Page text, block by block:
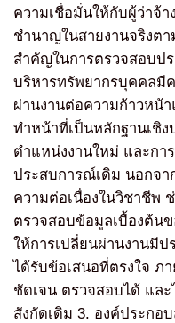
ความเชื่อมั่นให้กับผู้ว่าจ้
ชำนาญในสายงานจริงต
สำคัญในการตรวจสอบป
บริหารทรัพยากรบุคคลมี
ผ่านงานต่อความก้าวหน้
ทำหน้าที่เป็นหลักฐานเชิ
ตำแหน่งงานใหม่ และกา
ประสบการณ์เดิม นอกจา
ความต่อเนื่องในวิชาชีพ
ตรวจสอบข้อมูลเบื้องต้น
ให้การเปลี่ยนผ่านงานมี
ได้รับข้อเสนอที่ตรงใจ ภ
ชัดเจน ตรวจสอบได้ แล
สังกัดเดิม 3. องค์ประกอ